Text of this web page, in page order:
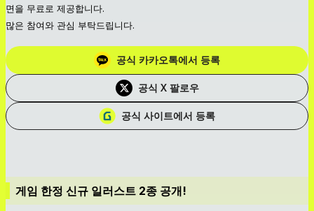
면을 무료로 제공합니다.
많은 참여와 관심 부탁드립니다.
공식 카카오톡에서 등록
공식 X 팔로우
공식 사이트에서 등록
게임 한정 신규 일러스트 2종 공개!